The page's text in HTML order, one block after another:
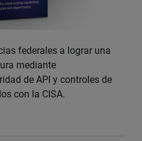
federales a lograr una
mediante
de API y controles de
con la CISA.